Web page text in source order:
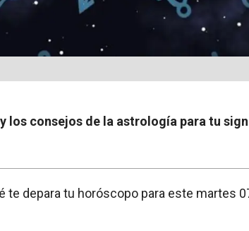
los consejos de la astrología para tu
te depara tu horóscopo para este martes